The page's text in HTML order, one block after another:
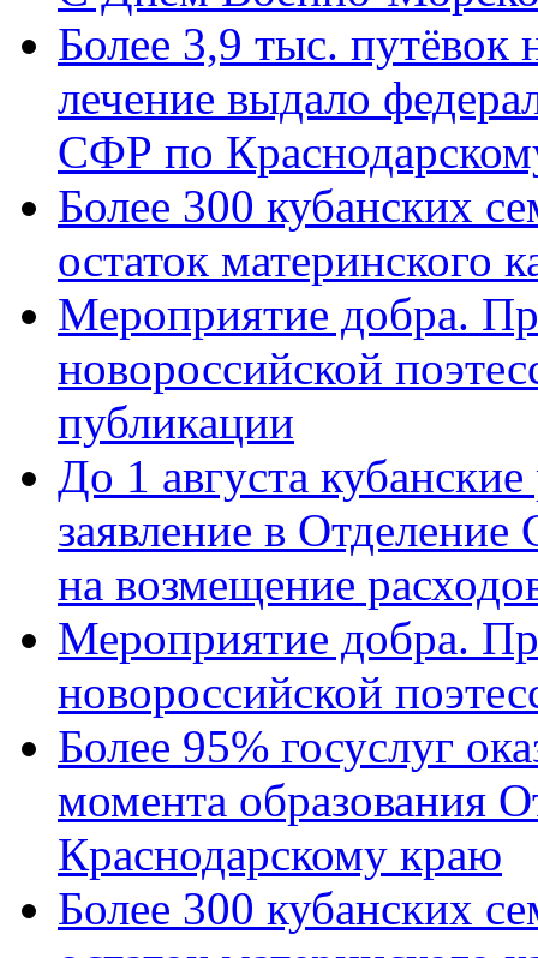
Более 3,9 тыс. путёвок
лечение выдало
СФР по
Более 300 кубанских
остаток материнского
Мероприятие добра.
новороссийской
публикации
До 1 августа
заявление в
на возмещение
Мероприятие добра.
новороссийской
Более 95% госуслуг
момента образования
Краснодарскому краю
Более 300 кубанских